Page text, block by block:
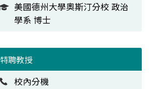
美國德州大學奧斯汀分校 政治
學系 博士
特聘教授
校內分機